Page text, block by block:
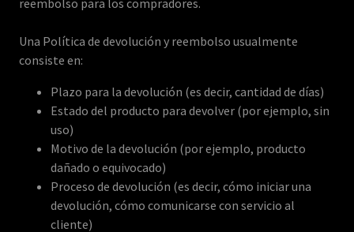
reembolso para los compradores.
Una Política de devolución y reembolso usualmente
consiste en:
Plazo para la devolución (es decir, cantidad de días)
Estado del producto para devolver (por ejemplo, sin
uso)
Motivo de la devolución (por ejemplo, producto
dañado o equivocado)
Proceso de devolución (es decir, cómo iniciar una
devolución, cómo comunicarse con servicio al
cliente)